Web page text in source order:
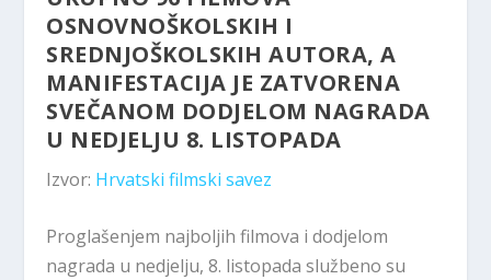
OSNOVNOŠKOLSKIH I
SREDNJOŠKOLSKIH AUTORA, A
MANIFESTACIJA JE ZATVORENA
SVEČANOM DODJELOM NAGRADA
U NEDJELJU 8. LISTOPADA
Izvor: Hrvatski filmski savez
Proglašenjem najboljih filmova i dodjelom
nagrada u nedjelju, 8. listopada službeno su